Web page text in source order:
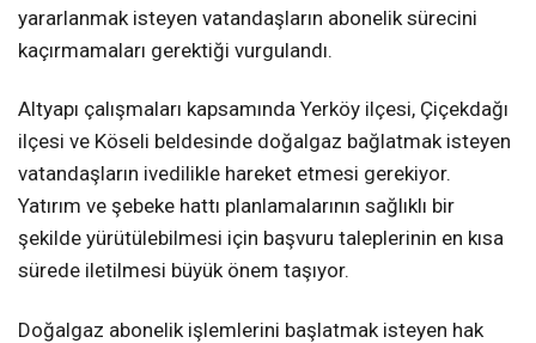
yararlanmak isteyen vatandaşların abonelik sürecini
kaçırmamaları gerektiği vurgulandı.
Altyapı çalışmaları kapsamında Yerköy ilçesi, Çiçekdağı
ilçesi ve Köseli beldesinde doğalgaz bağlatmak isteyen
vatandaşların ivedilikle hareket etmesi gerekiyor.
Yatırım ve şebeke hattı planlamalarının sağlıklı bir
şekilde yürütülebilmesi için başvuru taleplerinin en kısa
sürede iletilmesi büyük önem taşıyor.
Doğalgaz abonelik işlemlerini başlatmak isteyen hak